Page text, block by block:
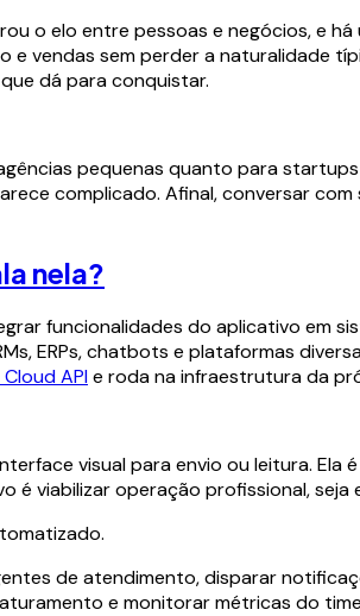
o elo entre pessoas e negócios, e
vendas sem perder a naturalidade
dá para conquistar.
pequenas quanto para
complicado. Afinal, conversar
nela?
funcionalidades do aplicativo em
ERPs, chatbots e plataformas
APIe roda na infraestrutura da
visual para envio ou leitura. Ela
viabilizar operação profissional, seja
de atendimento, disparar
e monitorar métricas do